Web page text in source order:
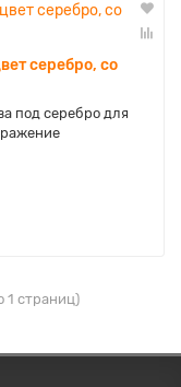
серебро, со
под серебро для
1 страниц)